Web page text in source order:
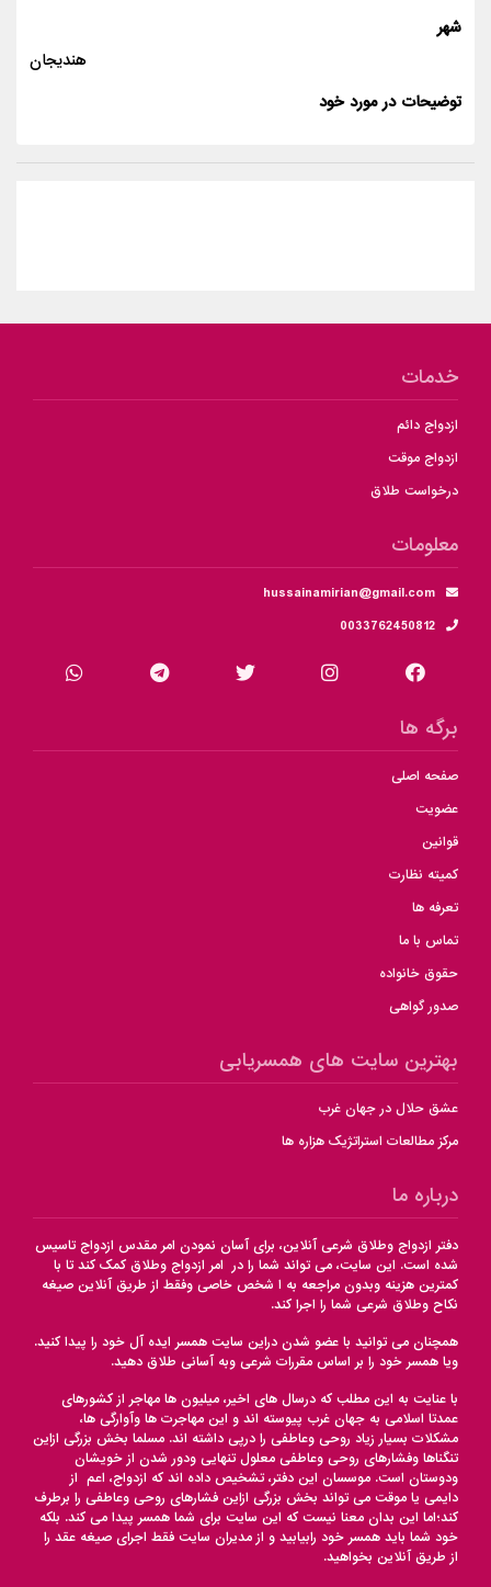
شهر
هندیجان
توضیحات در مورد خود
خدمات
ازدواج دائم
ازدواج موقت
درخواست طلاق
معلومات
hussainamirian@gmail.com
0033762450812
برگه ها
صفحه اصلی
عضویت
قوانین
کمیته نظارت
تعرفه ها
تماس با ما
حقوق خانواده
صدور گواهی
بهترین سایت های همسریابی
عشق حلال در جهان غرب
مرکز مطالعات استراتژیک هزاره ها
درباره ما
دفتر ازدواج وطلاق شرعی آنلاین، برای آسان نمودن امر مقدس ازدواج تاسیس
شده است. این سایت، می تواند شما را در امر ازدواج وطلاق کمک کند تا با
کمترین هزینه وبدون مراجعه به ا شخص خاصی وفقط از طریق آنلاین صیغه
نکاح وطلاق شرعی شما را اجرا کند.
همچنان می توانید با عضو شدن دراین سایت همسر ایده آل خود را پیدا کنید.
ویا همسر خود را بر اساس مقررات شرعی وبه آسانی طلاق دهید.
با عنایت به این مطلب که درسال های اخیر، میلیون ها مهاجر از کشورهای
عمدتا اسلامی به جهان غرب پیوسته اند و این مهاجرت ها وآوارگی ها،
مشکلات بسیار زیاد روحی وعاطفی را درپی داشته اند. مسلما بخش بزرگی ازاین
تنگناها وفشارهای روحی وعاطفی معلول تنهایی ودور شدن از خویشان
ودوستان است. موسسان این دفتر، تشخیص داده اند که ازدواج، اعم از
دایمی یا موقت می تواند بخش بزرگی ازاین فشارهای روحی وعاطفی را برطرف
کند؛اما این بدان معنا نیست که این سایت برای شما همسر پیدا می کند. بلکه
خود شما باید همسر خود رابیابید و از مدیران سایت فقط اجرای صیغه عقد را
از طریق آنلاین بخواهید.